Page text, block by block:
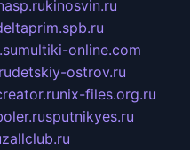
kinosvin.ru
multiki-online.com
detskiy-ostrov.ru
nix-files.org.ru
sputnikyes.ru
zallclub.ru